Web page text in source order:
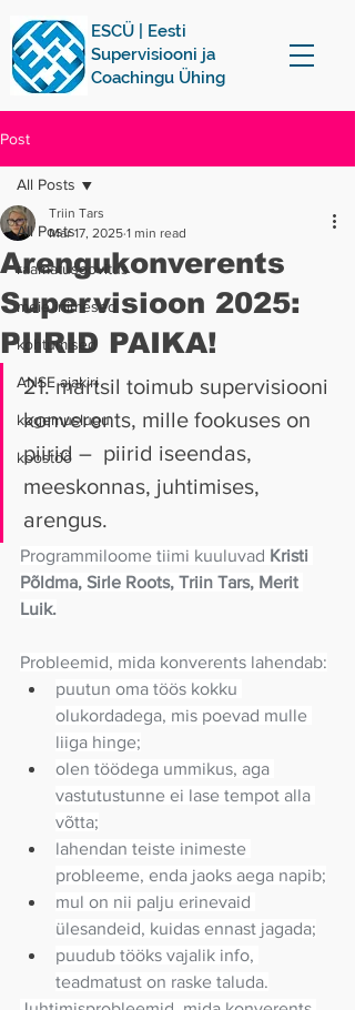
ESCÜ | Eesti
Supervisiooni ja
Coachingu Ühing
Post
All Posts
raamatusoovitus
meie inimesed
kohtumised
ANSE ajakiri
kogemuslugu
koostöö
All Posts
Arengukonverents
Supervisioon 2025:
PIIRID PAIKA!
Triin Tars
Mar 17, 2025 1 min read
21. märtsil toimub supervisiooni
konverents, mille fookuses on
piirid –  piirid iseendas,
meeskonnas, juhtimises,
arengus.
Programmiloome tiimi kuuluvad Kristi
Põldma, Sirle Roots, Triin Tars, Merit
Luik.
Probleemid, mida konverents lahendab:
puutun oma töös kokku
olukordadega, mis poevad mulle
liiga hinge;
olen töödega ummikus, aga
vastutustunne ei lase tempot alla
võtta;
lahendan teiste inimeste
probleeme, enda jaoks aega napib;
mul on nii palju erinevaid
ülesandeid, kuidas ennast jagada;
puudub tööks vajalik info,
teadmatust on raske taluda.